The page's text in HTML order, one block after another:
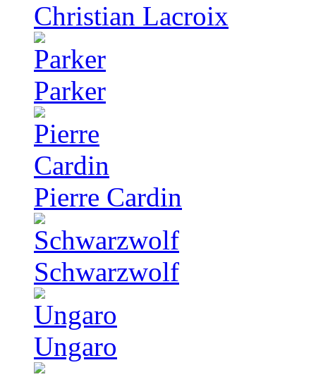
Christian Lacroix
Parker
Pierre Cardin
Schwarzwolf
Ungaro